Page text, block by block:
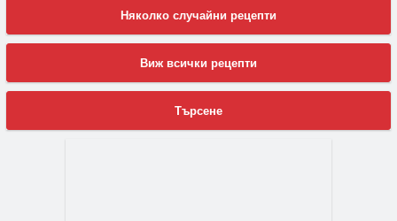
Няколко случайни рецепти
Виж всички рецепти
Търсене